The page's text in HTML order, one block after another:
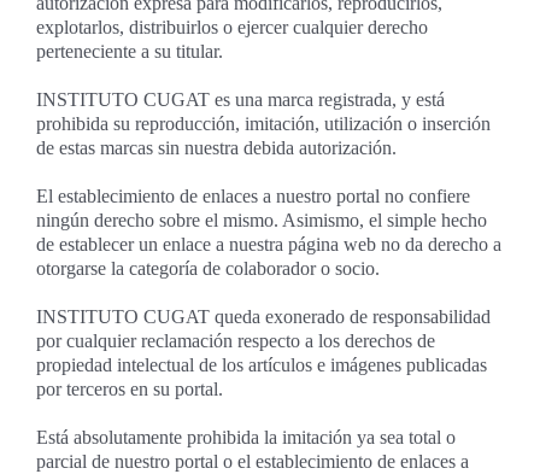
explotarlos, distribuirlos o ejercer cualquier derecho
perteneciente a su titular.
INSTITUTO CUGAT es una marca registrada, y está
prohibida su reproducción, imitación, utilización o inserción
de estas marcas sin nuestra debida autorización.
El establecimiento de enlaces a nuestro portal no confiere
ningún derecho sobre el mismo. Asimismo, el simple hecho
de establecer un enlace a nuestra página web no da derecho a
otorgarse la categoría de colaborador o socio.
INSTITUTO CUGAT queda exonerado de responsabilidad
por cualquier reclamación respecto a los derechos de
propiedad intelectual de los artículos e imágenes publicadas
por terceros en su portal.
Está absolutamente prohibida la imitación ya sea total o
parcial de nuestro portal o el establecimiento de enlaces a